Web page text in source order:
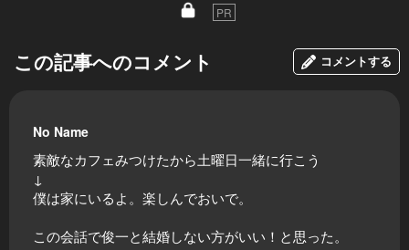
PR
この記事へのコメント コメントする
No Name
素敵なカフェみつけたから土曜日一緒に行こう
↓
僕は家にいるよ。楽しんでおいで。
この会話で俊一と結婚しない方がいい！と思った。